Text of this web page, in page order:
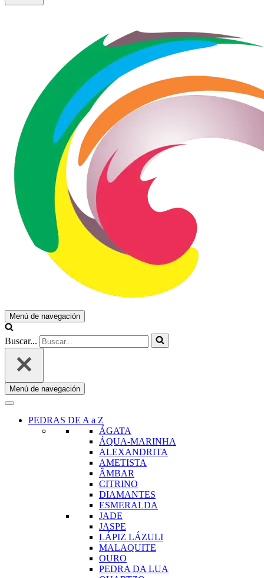
Menú de navegación
Buscar...
Menú de navegación
PEDRAS DE A a Z
ÁGATA
ÁQUA-MARINHA
ALEXANDRITA
AMETISTA
ÂMBAR
CITRINO
DIAMANTES
ESMERALDA
JADE
JASPE
LÁPIZ LÁZULI
MALAQUITE
OURO
PEDRA DA LUA